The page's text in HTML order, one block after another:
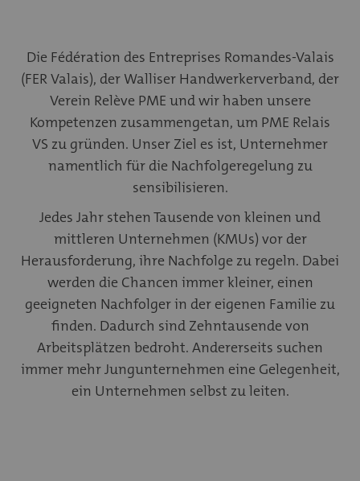
Die Fédération des Entreprises Romandes-Valais
(FER Valais), der Walliser Handwerkerverband, der
Verein Relève PME und wir haben unsere
Kompetenzen zusammengetan, um PME Relais
VS zu gründen. Unser Ziel es ist, Unternehmer
namentlich für die Nachfolgeregelung zu
sensibilisieren.
Jedes Jahr stehen Tausende von kleinen und
mittleren Unternehmen (KMUs) vor der
Herausforderung, ihre Nachfolge zu regeln. Dabei
werden die Chancen immer kleiner, einen
geeigneten Nachfolger in der eigenen Familie zu
finden. Dadurch sind Zehntausende von
Arbeitsplätzen bedroht. Andererseits suchen
immer mehr Jungunternehmen eine Gelegenheit,
ein Unternehmen selbst zu leiten.